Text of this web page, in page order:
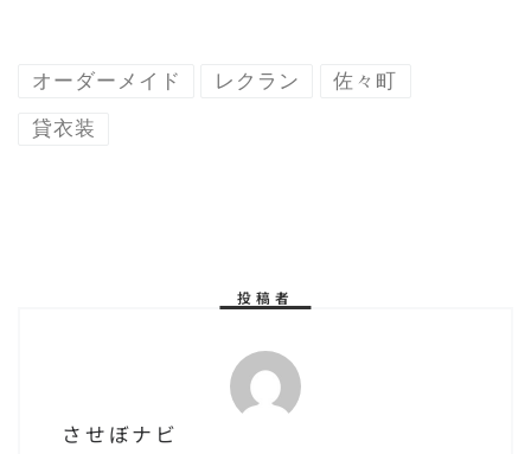
ンドが貰え
オーダーメイド レクラン 佐々町
貸衣装
投稿者
させぼナビ